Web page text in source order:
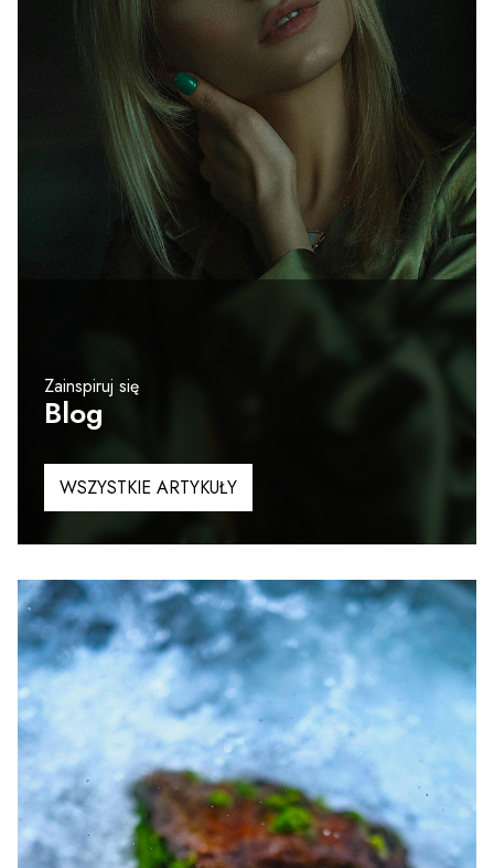
Zainspiruj się
Blog
WSZYSTKIE ARTYKUŁY